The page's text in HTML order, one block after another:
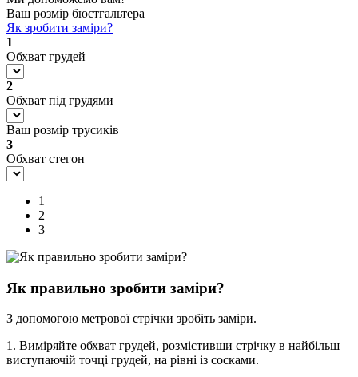
Ваш розмір бюстгальтера
Як зробити заміри?
1
Обхват грудей
2
Обхват під грудями
Ваш розмір трусиків
3
Обхват стегон
1
2
3
Як правильно зробити заміри?
З допомогою метрової стрічки зробіть заміри.
1. Виміряйте обхват грудей, розмістивши стрічку в найбільш
виступаючій точці грудей, на рівні із сосками.